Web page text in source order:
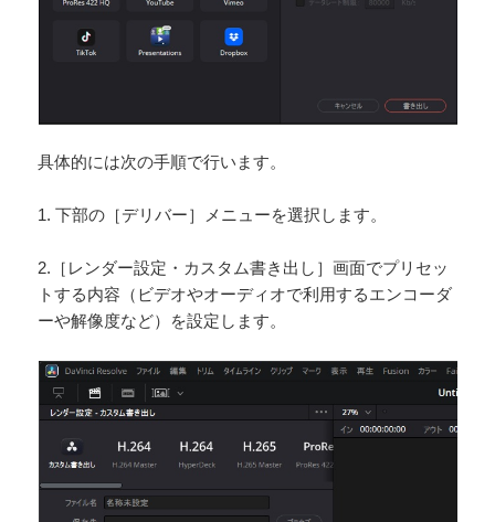
具体的には次の手順で行います。
1. 下部の［デリバー］メニューを選択します。
2.［レンダー設定・カスタム書き出し］画面でプリセッ
トする内容（ビデオやオーディオで利用するエンコーダ
ーや解像度など）を設定します。